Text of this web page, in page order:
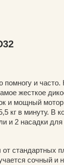
помногу и
жесткое
и мощный
кг в минуту. В
и 2 насадки для
стандартных
сочный и